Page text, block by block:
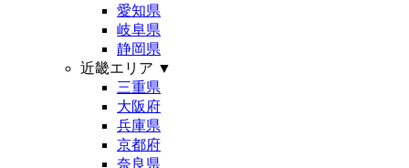
愛知県
岐阜県
静岡県
近畿エリア ▼
三重県
大阪府
兵庫県
京都府
奈良県